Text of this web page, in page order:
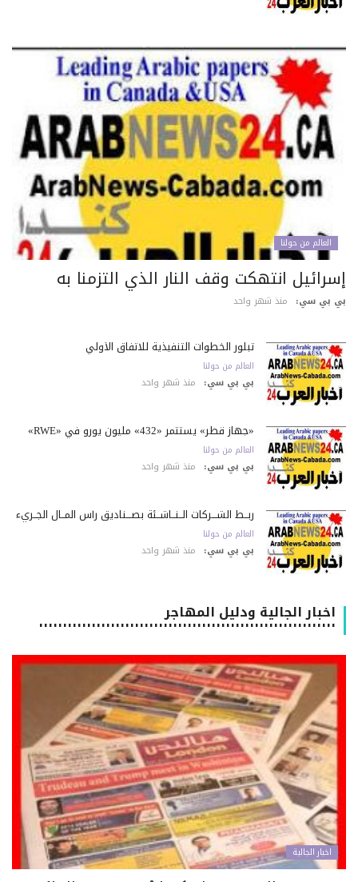
العالم من حولنا
انتهكت وقف النار الذي التزمنا به
بي سي: منذ شهر واحد
تبلور الخطوات التنفيذية للاتفاق الأولي
العالم من حولنا
بي بي سي: منذ شهر واحد
«جهاز قطر» يستثمر «432» مليون يورو في «RWE»
العالم من حولنا
بي بي سي: منذ شهر واحد
ربــط الشـــركات الــنــاشــئة بصـــناديق رأس المــال الجــريء
العالم من حولنا
بي بي سي: منذ شهر واحد
اخبار الجالية ودليل المهاجر
٠٠٠٠٠٠٠٠٠٠٠٠٠٠٠٠٠٠٠٠٠٠٠٠٠٠٠٠٠٠٠٠٠٠٠٠٠٠٠٠٠٠٠٠٠٠٠٠٠٠٠٠٠٠٠٠٠٠٠٠٠٠
اخبار الجالية